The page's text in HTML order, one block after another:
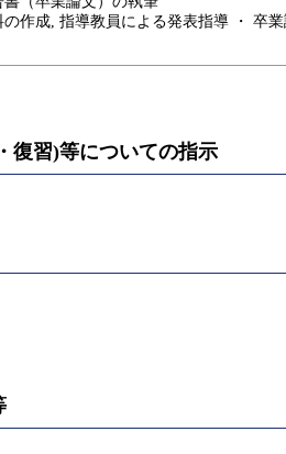
の作成, 指導教員による発表指導 ・ 卒
復習)等についての指示